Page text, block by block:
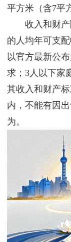
评
闻
资
讯
联
系
我
们
平方米（含7平
收入和财产
的人均年可支
以官方最新公
求；3人以下家
其收入和财产
内，不能有因
为。